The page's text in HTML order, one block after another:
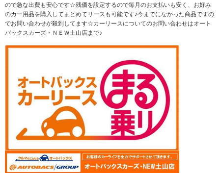
ので急な出費も安心です☆残価を設定するので毎月のお支払いも安く、お好み
のカー用品を購入してまとめてリースも可能です♪今までになかった商品ですの
でお問い合わせが殺到してます☆カーリースについてのお問い合わせはオート
バックスカーズ・ＮＥＷ土山店まで♪